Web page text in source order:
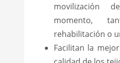
movilización
momento,
rehabilitación o
Facilitan la